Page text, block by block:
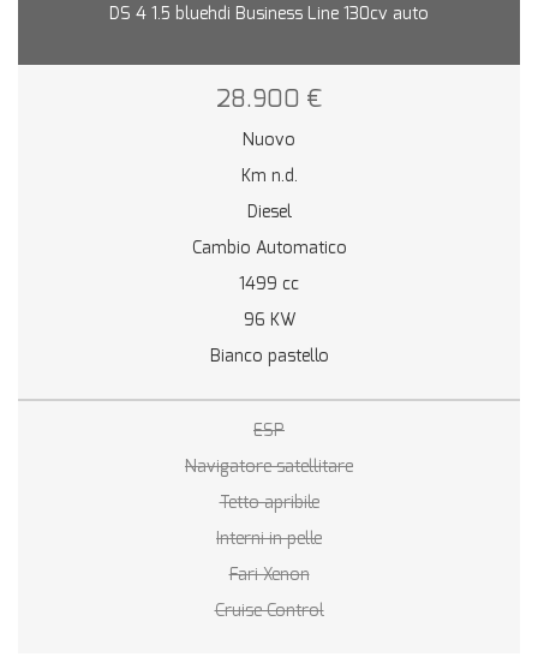
DS 4 1.5 bluehdi Business Line 130cv auto
28.900 €
Nuovo
Km n.d.
Diesel
Cambio Automatico
1499 cc
96 KW
Bianco pastello
ESP
Navigatore satellitare
Tetto apribile
Interni in pelle
Fari Xenon
Cruise Control